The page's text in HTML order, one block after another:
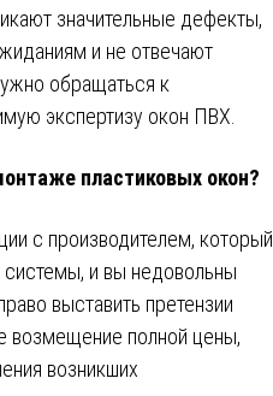
значительные дефекты,
и не отвечают
обращаться к
экспертизу окон ПВХ.
пластиковых окон?
с производителем, который
системы, и вы недовольны
выставить претензии
возмещение полной цены,
возникших